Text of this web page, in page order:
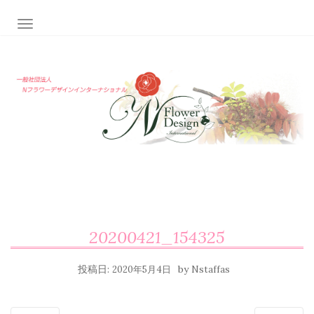
ナビゲーション切り替え
20200421_154325
投稿日: 2020年5月4日 by Nstaffas